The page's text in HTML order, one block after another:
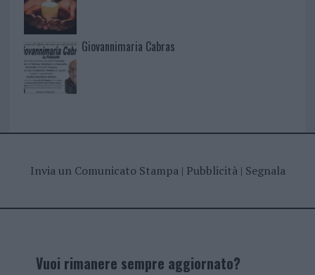
Giovannimaria Cabras
Invia un Comunicato Stampa| Pubblicità| Segnala
Vuoi rimanere sempre aggiornato?